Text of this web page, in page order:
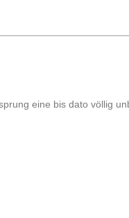
eine bis dato völlig